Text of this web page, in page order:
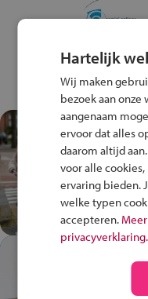
en
Hartelijk
Wij maken
bezoek aan
aangenaam
ervoor dat alles
daarom altijd
voor alle
ervaring bieden.
welke typen
accepteren.
privacyverklaring.